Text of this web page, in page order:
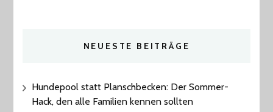
NEUESTE BEITRÄGE
Hundepool statt Planschbecken: Der Sommer-
Hack, den alle Familien kennen sollten